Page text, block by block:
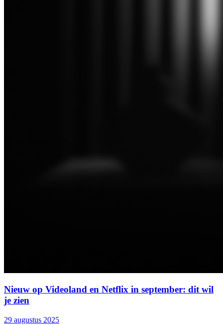
Nieuw op Videoland en Netflix in september: dit wil
je zien
29 augustus 2025